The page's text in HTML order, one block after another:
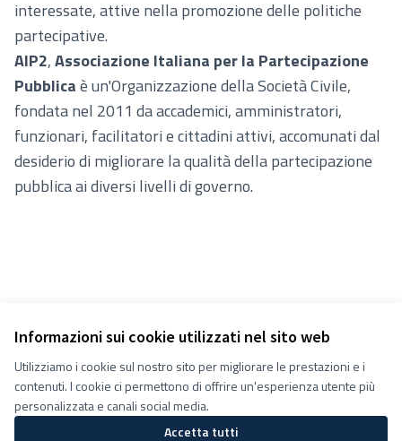
Informazioni sui cookie utilizzati nel sito web
Utilizziamo i cookie sul nostro sito per migliorare le prestazioni e i
contenuti. I cookie ci permettono di offrire un'esperienza utente più
personalizzata e canali social media.
Accetta tutti
interessate, attive nella promozione delle politiche
partecipative.
AIP2,Associazione Italiana per la Partecipazione
Pubblicaè un'Organizzazione della Società Civile,
fondata nel 2011 da accademici, amministratori,
funzionari, facilitatori e cittadini attivi, accomunati dal
desiderio di migliorare la qualità della partecipazione
pubblica ai diversi livelli di governo.
Termini e condizioni d''uso
Impostazioni Cookie
Decidiamo su Facebook
Decidiamo su YouTube
(Collegamento esterno)